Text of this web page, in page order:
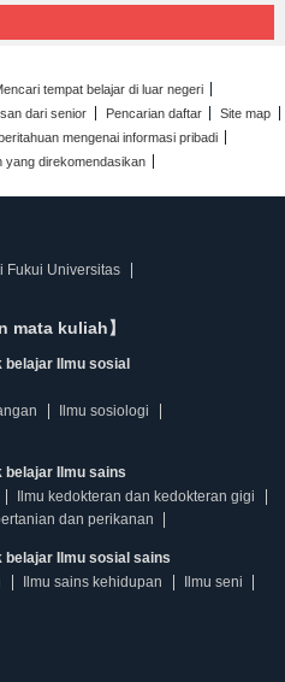
tempat belajar di luar negeri
dari senior Pencarian daftar
Site map
mengenai informasi pribadi
yang direkomendasikan
Fukui Universitas
mata kuliah】
Ilmu sosial
Ilmu sosiologi
belajar Ilmu sains
Ilmu kedokteran dan kedokteran gigi
dan perikanan
belajar Ilmu sosial sains
Ilmu sains kehidupan
Ilmu seni